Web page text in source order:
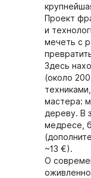
Проект
и
мечеть с
Здесь
(около
мастера:
дереву. В
медресе,
~13 €).
О